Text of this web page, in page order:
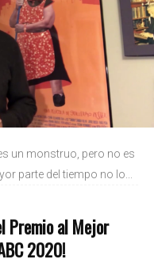
un monstruo, pero no es
parte del tiempo no lo...
Premio al Mejor
2020!